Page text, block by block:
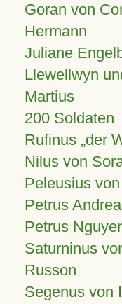
Goran von
Hermann
Juliane
Llewellwyn
Martius
200 Soldaten
Rufinus „der
Nilus von
Peleusius
Petrus
Petrus
Saturninus
Russon
Segenus von